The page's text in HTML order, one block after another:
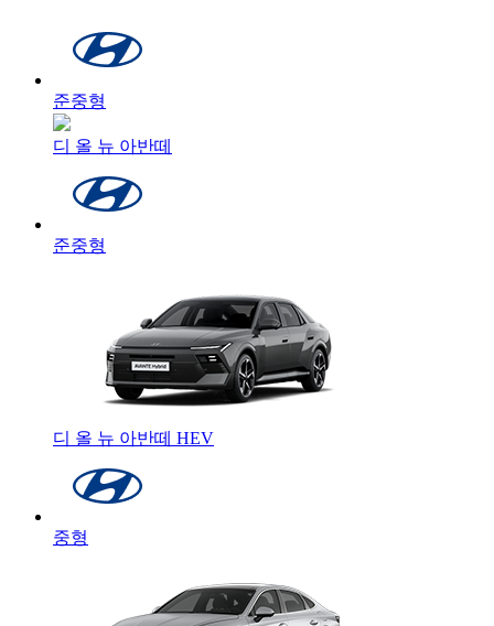
준중형
디 올 뉴 아반떼
준중형
디 올 뉴 아반떼 HEV
중형